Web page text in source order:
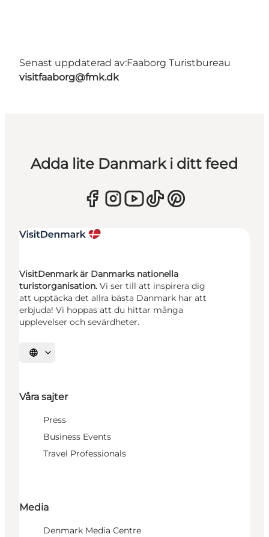
Senast uppdaterad av:Faaborg Turistbureau
visitfaaborg@fmk.dk
Adda lite Danmark i ditt feed
VisitDenmark är Danmarks nationella
turistorganisation. Vi ser till att inspirera dig
att upptäcka det allra bästa Danmark har att
erbjuda! Vi hoppas att du hittar många
upplevelser och sevärdheter.
Välj språk
Våra sajter
Press
Business Events
Travel Professionals
Media
Denmark Media Centre